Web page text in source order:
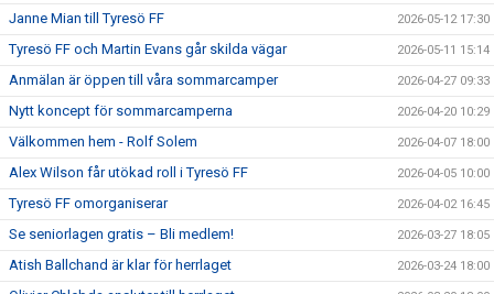
Janne Mian till Tyresö FF 2026-05-12 17:30
Tyresö FF och Martin Evans går skilda vägar 2026-05-11 15:14
Anmälan är öppen till våra sommarcamper 2026-04-27 09:33
Nytt koncept för sommarcamperna 2026-04-20 10:29
Välkommen hem - Rolf Solem 2026-04-07 18:00
Alex Wilson får utökad roll i Tyresö FF 2026-04-05 10:00
Tyresö FF omorganiserar 2026-04-02 16:45
Se seniorlagen gratis – Bli medlem! 2026-03-27 18:05
Atish Ballchand är klar för herrlaget 2026-03-24 18:00